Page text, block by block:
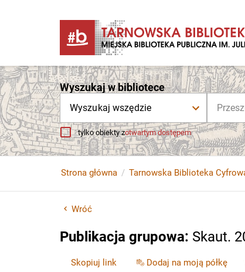
Wyszukaj w bibliotece
Wyszukaj wszędzie
tylko obiekty zotwartym dostępem
Strona główna Tarnowska Biblioteka
Wróć
Publikacja grupowa: Skaut.
Skopiuj link Dodaj na moją półkę